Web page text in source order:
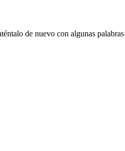
de nuevo con algunas